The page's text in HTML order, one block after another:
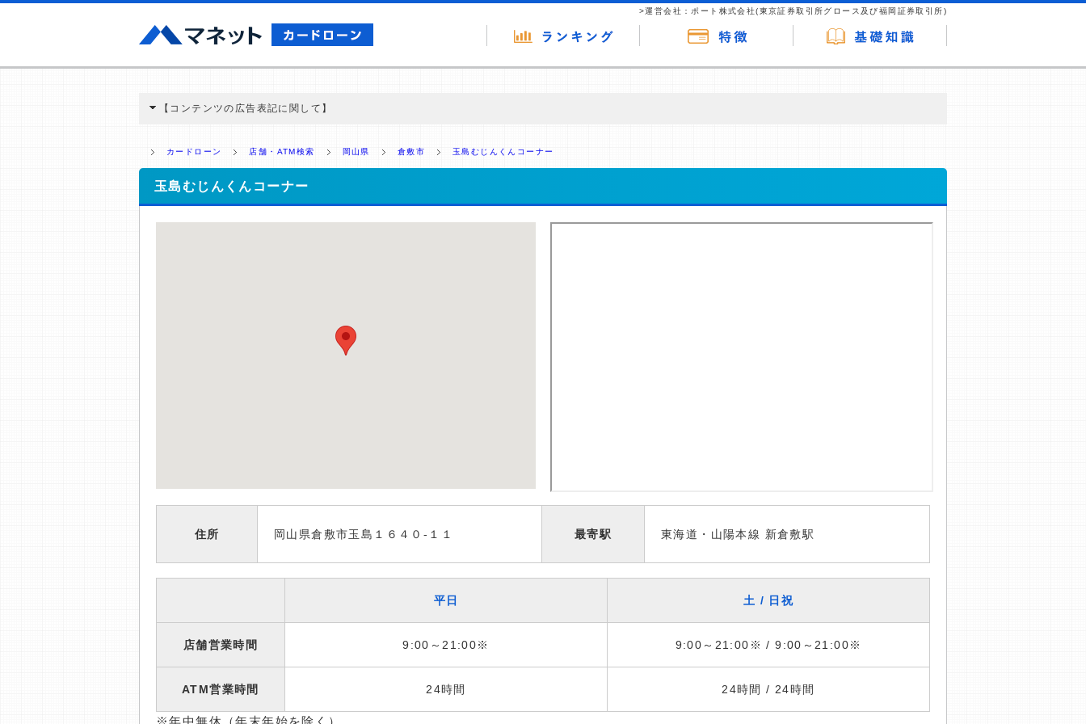
>運営会社：ポート株式会社(東京証券取引所グロース及び福岡証券取引所)
【コンテンツの広告表記に関して】
ミ収集などに基づき、公平性を担保した情報提供を行っています。
>提携企業一覧
カードローン 店舗・ATM検索 岡山県 倉敷市 玉島むじんくんコーナー
玉島むじんくんコーナー
住所 岡山県倉敷市玉島１６４０-１１ 最寄駅 東海道・山陽本線 新倉敷駅
平日 土 / 日祝
店舗営業時間 9:00～21:00※ 9:00～21:00※ / 9:00～21:00※
ATM営業時間 24時間 24時間 / 24時間
※年中無休（年末年始を除く）